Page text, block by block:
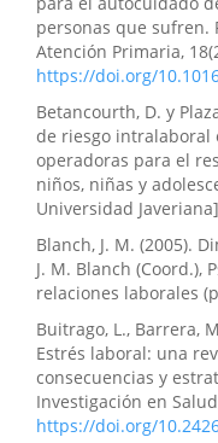
personas que sufren.
Atención Primaria,
https://doi.org/
Betancourth, D. y
de riesgo intralaboral
operadoras para el
niños, niñas y
Universidad
Blanch, J. M. (2005).
J. M. Blanch (Coord.),
relaciones laborales
Buitrago, L., Barrera,
Estrés laboral: una
consecuencias y
Investigación en
https://doi.org/